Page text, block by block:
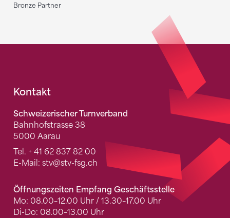
Bronze Partner
Fusszeile
Kontakt
Schweizerischer Turnverband
Bahnhofstrasse 38
5000 Aarau
Tel. + 41 62 837 82 00
E-Mail: stv@stv-fsg.ch
Öffnungszeiten Empfang Geschäftsstelle
Mo: 08.00–12.00 Uhr / 13.30–17.00 Uhr
Di-Do: 08.00–13.00 Uhr